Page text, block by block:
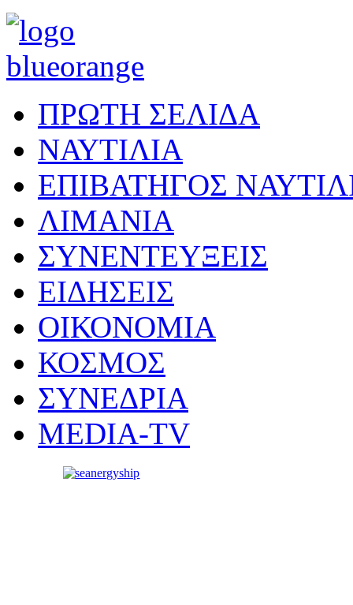
ΠΡΩΤΗ ΣΕΛΙΔΑ
ΝΑΥΤΙΛΙΑ
ΕΠΙΒΑΤΗΓΟΣ
ΛΙΜΑΝΙΑ
ΣΥΝΕΝΤΕΥΞΕΙΣ
ΕΙΔΗΣΕΙΣ
ΟΙΚΟΝΟΜΙΑ
ΚΟΣΜΟΣ
ΣΥΝΕΔΡΙΑ
MEDIA-TV